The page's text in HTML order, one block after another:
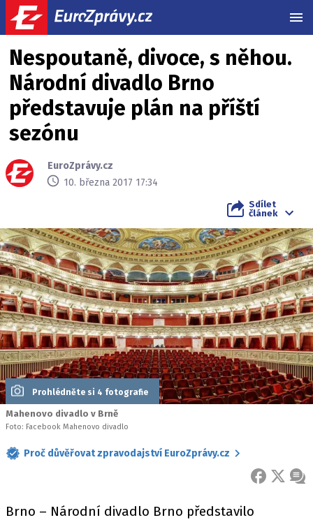
Nespoutaně, divoce, s něhou.
Národní divadlo Brno
představuje plán na příští
sezónu
EuroZprávy.cz
10. března 2017 17:34
Sdílet
článek
Prohlédněte si 4 fotografie
Mahenovo divadlo v Brně
Foto: Facebook Mahenovo divadlo
Proč důvěřovat zpravodajství EuroZprávy.cz
FACEBOOK
X
Brno – Národní divadlo Brno představilo